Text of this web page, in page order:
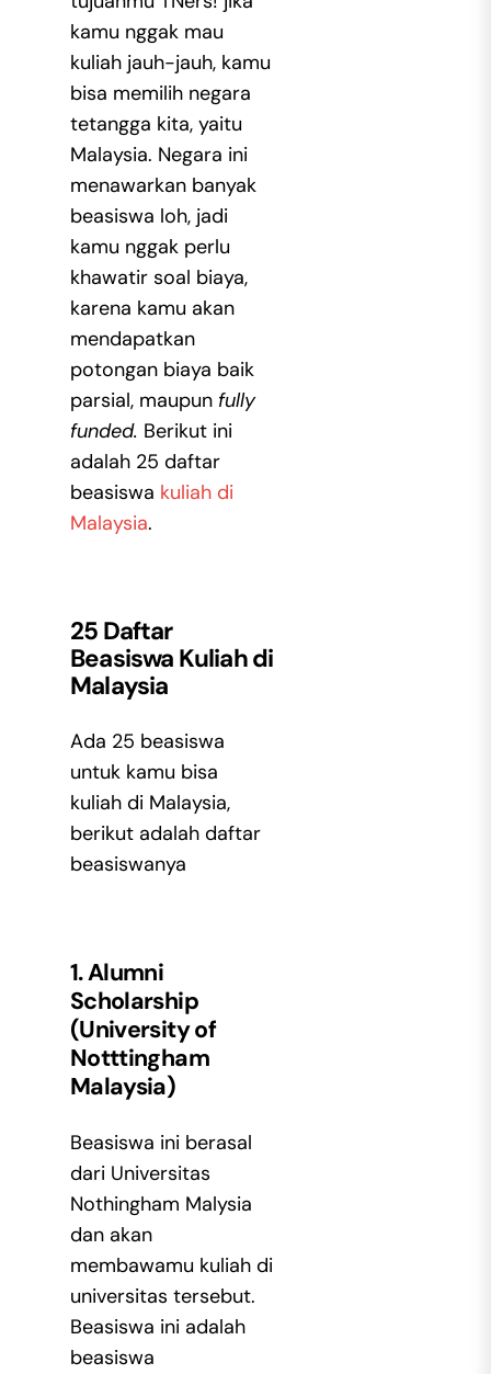
kamu nggak mau
kuliah jauh-jauh, kamu
bisa memilih negara
tetangga kita, yaitu
Malaysia. Negara ini
menawarkan banyak
beasiswa loh, jadi
kamu nggak perlu
khawatir soal biaya,
karena kamu akan
mendapatkan
potongan biaya baik
parsial, maupun fully
funded. Berikut ini
adalah 25 daftar
beasiswa kuliah di
Malaysia.
25 Daftar
Beasiswa Kuliah di
Malaysia
Ada 25 beasiswa
untuk kamu bisa
kuliah di Malaysia,
berikut adalah daftar
beasiswanya
1. Alumni
Scholarship
(University of
Notttingham
Malaysia)
Beasiswa ini berasal
dari Universitas
Nothingham Malysia
dan akan
membawamu kuliah di
universitas tersebut.
Beasiswa ini adalah
beasiswa